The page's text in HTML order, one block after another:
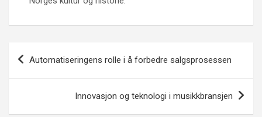
Innleggsnavigasjon
Automatiseringens rolle i å forbedre salgsprosessen
Innovasjon og teknologi i musikkbransjen